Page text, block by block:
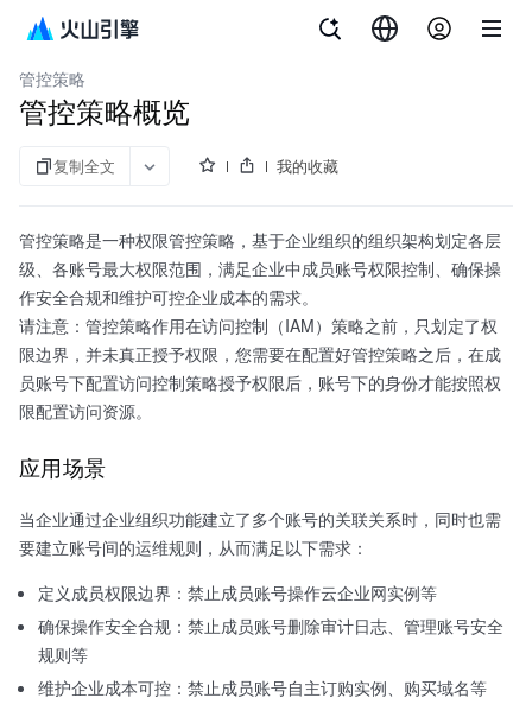
企业组织
管控策略
管控策略概览
复制全文 我的收藏
管控策略是一种权限管控策略，基于企业组织的组织架构划定各层
级、各账号最大权限范围，满足企业中成员账号权限控制、确保操
作安全合规和维护可控企业成本的需求。
请注意：管控策略作用在访问控制（IAM）策略之前，只划定了权
限边界，并未真正授予权限，您需要在配置好管控策略之后，在成
员账号下配置访问控制策略授予权限后，账号下的身份才能按照权
限配置访问资源。
应用场景
当企业通过企业组织功能建立了多个账号的关联关系时，同时也需
要建立账号间的运维规则，从而满足以下需求：
定义成员权限边界：禁止成员账号操作云企业网实例等
确保操作安全合规：禁止成员账号删除审计日志、管理账号安全
规则等
维护企业成本可控：禁止成员账号自主订购实例、购买域名等